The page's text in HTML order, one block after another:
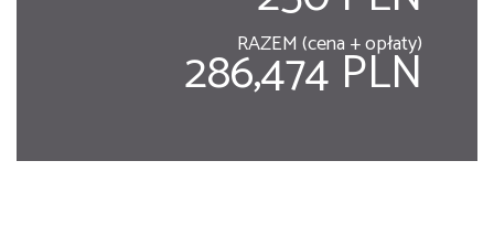
RAZEM (cena + opłaty)
286,474 PLN